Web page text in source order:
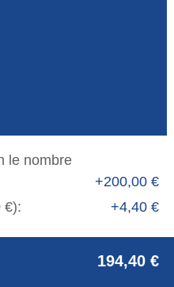
le nombre
+200,00 €
€):
+4,40 €
194,40 €